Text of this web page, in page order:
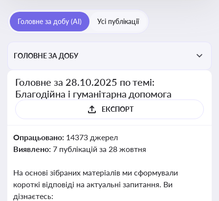
Головне за добу (AI) Усі публікації
ГОЛОВНЕ ЗА ДОБУ
Головне за 28.10.2025 по темі:
Благодійна і гуманітарна допомога
ЕКСПОРТ
Опрацьовано: 14373 джерел
Виявлено: 7 публікацій за 28 жовтня
На основі зібраних матеріалів ми сформували
короткі відповіді на актуальні запитання. Ви
дізнаєтесь: